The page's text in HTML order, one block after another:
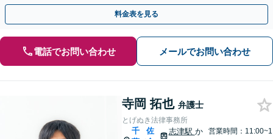
談】お気軽にご相談ください【子連れ相談可】
料金表を見る
電話でお問い合わせ メールでお問い合わせ
寺岡 拓也 弁護士
とげぬき法律事務所
千
佐
志津駅 か
営業時間：11:00~1